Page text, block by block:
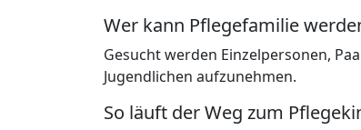
Wer kann Pflegefamilie
Gesucht werden Einzelpersonen,
Jugendlichen aufzunehmen.
So läuft der Weg zum